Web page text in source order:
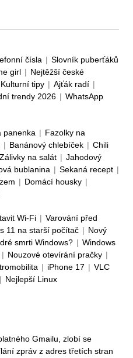
čísla | Slovník puberťáků
girl | Nejtěžší české
Kulturní tipy | Ajťák radí |
trendy 2026 | WhatsApp
panenka | Fazolky na
| Banánový chlebíček | Chili
Zálivky na salát | Jahodový
bublanina | Sekaná recept |
| Domácí housky |
Wi-Fi | Varování před
11 na starší počítač | Nový
smrti Windows? | Windows
| Nouzové otevírání pračky |
| iPhone 17 | VLC
| Nejlepší Linux
Gmailu, zlobí se
zpráv z adres třetích stran